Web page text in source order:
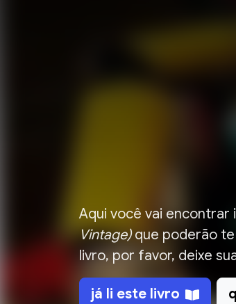
Aqui você vai
Vintage)que poderão te
livro, por favor, deixe
já li este livro